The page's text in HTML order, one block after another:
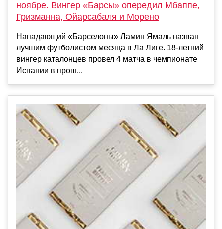
ноябре. Вингер «Барсы» опередил Мбаппе,
Гризманна, Ойарсабаля и Морено
Нападающий «Барселоны» Ламин Ямаль назван
лучшим футболистом месяца в Ла Лиге. 18-летний
вингер каталонцев провел 4 матча в чемпионате
Испании в прош...